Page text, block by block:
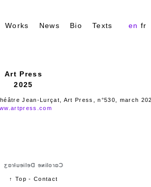
Works News Bio Texts en fr
Art Press
2025
Jean-Lurçat, Art Press, n°530, march
Cɑɾoliɴe Delieuƚɾɑʒ
↑ Top -Contact